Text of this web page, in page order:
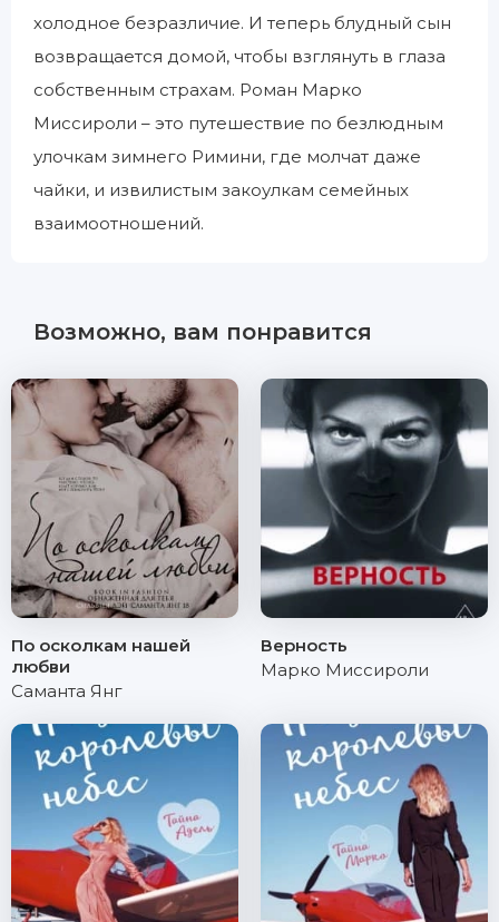
холодное безразличие. И теперь блудный сын
возвращается домой, чтобы взглянуть в глаза
собственным страхам. Роман Марко
Миссироли – это путешествие по безлюдным
улочкам зимнего Римини, где молчат даже
чайки, и извилистым закоулкам семейных
взаимоотношений.
Возможно, вам понравится
По осколкам нашей
любви
Саманта Янг
Верность
Марко Миссироли